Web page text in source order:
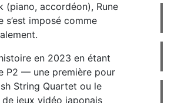
(piano, accordéon), Rune
s’est imposé comme
en 2023 en étant
P2 — une première pour
String Quartet ou le
jeux vidéo japonais